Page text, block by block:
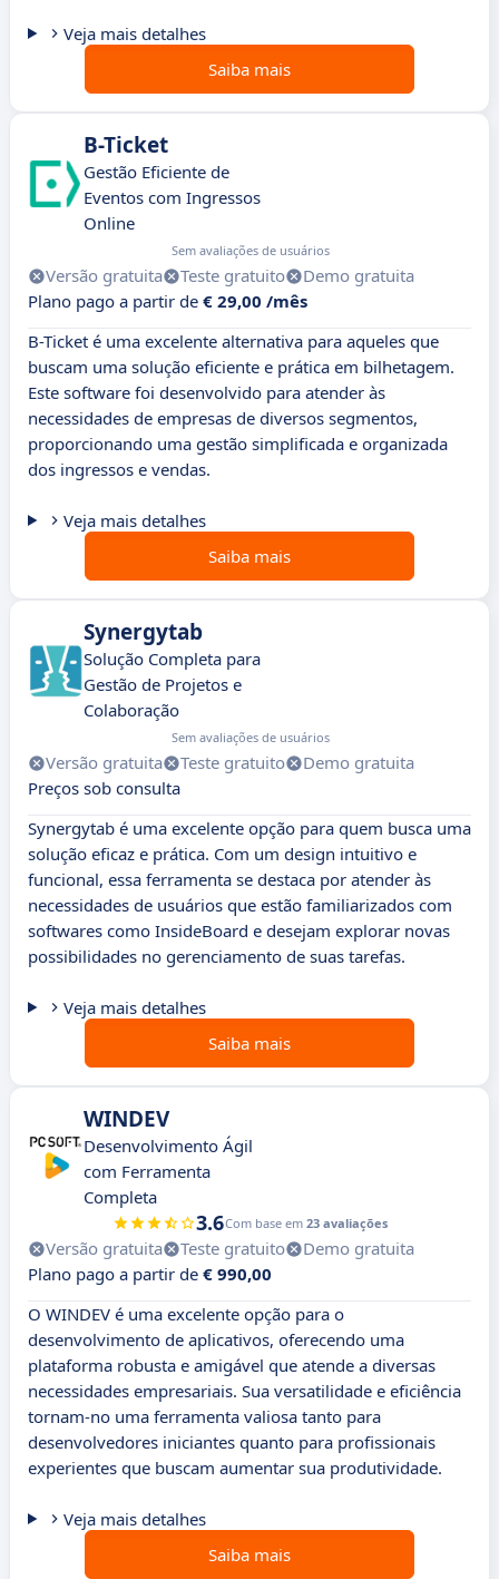
Veja mais detalhes
Saiba mais
B-Ticket
Gestão Eficiente de
Eventos com Ingressos
Online
Sem avaliações de usuários
Versão gratuita Teste gratuito
Demo gratuita
Plano pago a partir de € 29,00 /mês
B-Ticket é uma excelente alternativa para aqueles que
buscam uma solução eficiente e prática em bilhetagem.
Este software foi desenvolvido para atender às
necessidades de empresas de diversos segmentos,
proporcionando uma gestão simplificada e organizada
dos ingressos e vendas.
Veja mais detalhes
Saiba mais
Synergytab
Solução Completa para
Gestão de Projetos e
Colaboração
Sem avaliações de usuários
Versão gratuita Teste gratuito
Demo gratuita
Preços sob consulta
Synergytab é uma excelente opção para quem busca uma
solução eficaz e prática. Com um design intuitivo e
funcional, essa ferramenta se destaca por atender às
necessidades de usuários que estão familiarizados com
softwares como InsideBoard e desejam explorar novas
possibilidades no gerenciamento de suas tarefas.
Veja mais detalhes
Saiba mais
WINDEV
Desenvolvimento Ágil
com Ferramenta
Completa
3.6Com base em 23 avaliações
Versão gratuita Teste gratuito
Demo gratuita
Plano pago a partir de € 990,00
O WINDEV é uma excelente opção para o
desenvolvimento de aplicativos, oferecendo uma
plataforma robusta e amigável que atende a diversas
necessidades empresariais. Sua versatilidade e eficiência
tornam-no uma ferramenta valiosa tanto para
desenvolvedores iniciantes quanto para profissionais
experientes que buscam aumentar sua produtividade.
Veja mais detalhes
Saiba mais